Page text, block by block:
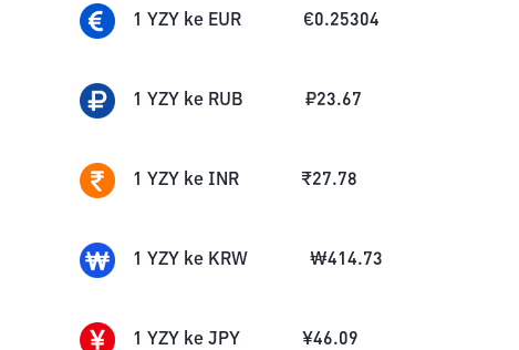
1 YZY ke EUR €0.25304
1 YZY ke RUB ₽23.67
1 YZY ke INR ₹27.78
1 YZY ke KRW ₩414.73
1 YZY ke JPY ¥46.09